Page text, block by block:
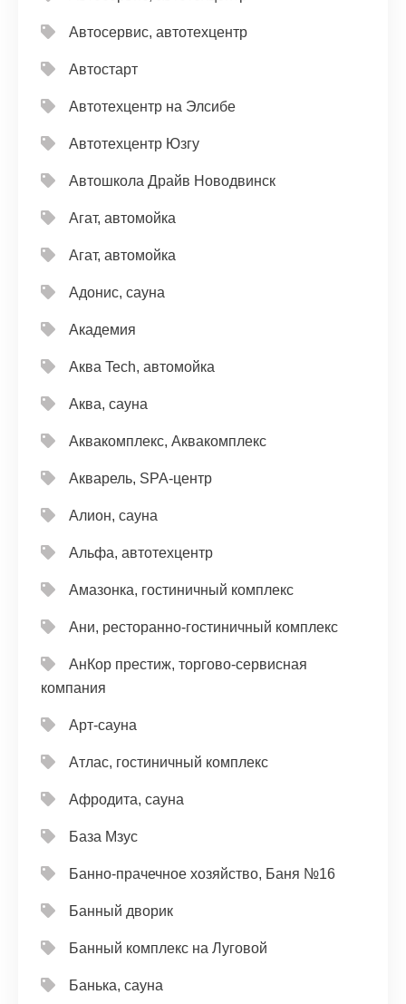
Автосервис, автотехцентр
Автостарт
Автотехцентр на Элсибе
Автотехцентр Юзгу
Автошкола Драйв Новодвинск
Агат, автомойка
Агат, автомойка
Адонис, сауна
Академия
Аква Tech, автомойка
Аква, сауна
Аквакомплекс, Аквакомплекс
Акварель, SPA-центр
Алион, сауна
Альфа, автотехцентр
Амазонка, гостиничный комплекс
Ани, ресторанно-гостиничный комплекс
АнКор престиж, торгово-сервисная
компания
Арт-сауна
Атлас, гостиничный комплекс
Афродита, сауна
База Мзус
Банно-прачечное хозяйство, Баня №16
Банный дворик
Банный комплекс на Луговой
Банька, сауна